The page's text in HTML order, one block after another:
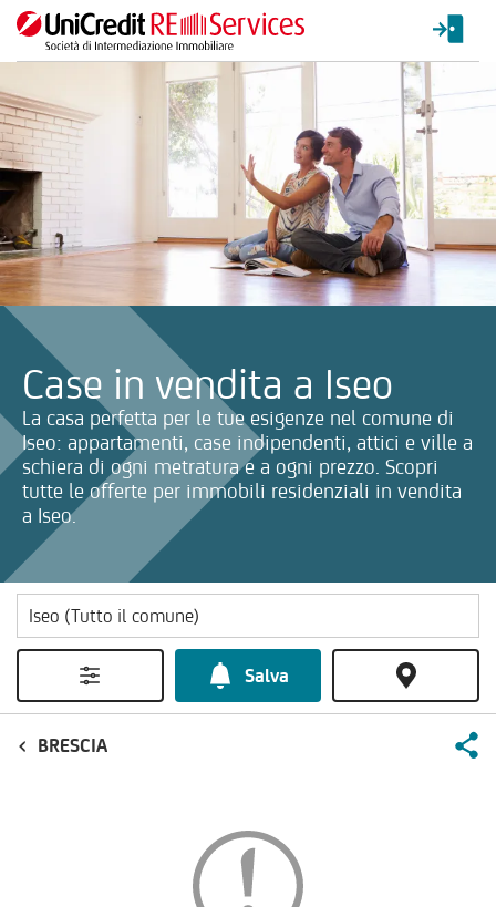
Case in vendita a Iseo
La casa perfetta per le tue esigenze nel comune di
Iseo: appartamenti, case indipendenti, attici e ville a
schiera di ogni metratura e a ogni prezzo. Scopri
tutte le offerte per immobili residenziali in vendita
a Iseo.
La ricerca verrà inviata automaticamente alla selezione delle
Salva
BRESCIA